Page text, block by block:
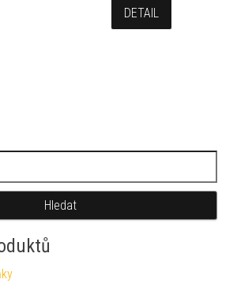
DETAIL
Hledat